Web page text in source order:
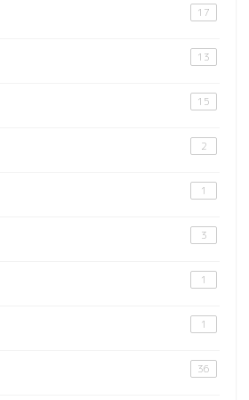
17
13
15
2
1
3
1
1
36